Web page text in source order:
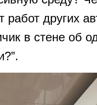
работ других
в стене об